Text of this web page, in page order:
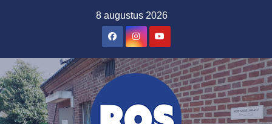
inhoud
8 augustus 2026